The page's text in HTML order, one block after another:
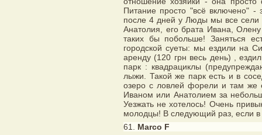
Питание просто "всё включено"
после 4 дней у Люды мы все сели
Анатолия, его брата Ивана,
таких бы побольше! Заняться
городской суеты: мы ездили на
аренду (120 грн весь день) ,
парк : квадрациклы
лыжи. Такой же парк есть и в
озеро с ловлей форели и там же
Иваном или Анатолием за
Уезжать не хотелось! Очень
молодцы! В следующий раз, если
61. Marco F